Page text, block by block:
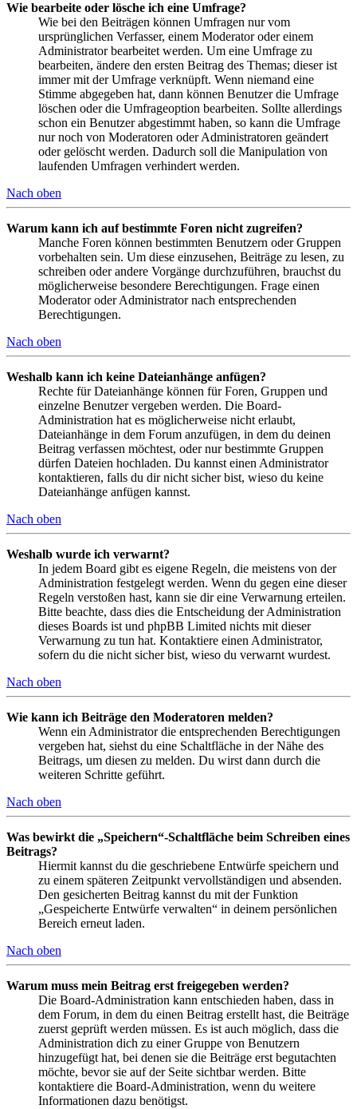
Wie bearbeite oder lösche ich eine Umfrage?
Wie bei den Beiträgen können Umfragen nur vom
ursprünglichen Verfasser, einem Moderator oder einem
Administrator bearbeitet werden. Um eine Umfrage zu
bearbeiten, ändere den ersten Beitrag des Themas; dieser ist
immer mit der Umfrage verknüpft. Wenn niemand eine
Stimme abgegeben hat, dann können Benutzer die Umfrage
löschen oder die Umfrageoption bearbeiten. Sollte allerdings
schon ein Benutzer abgestimmt haben, so kann die Umfrage
nur noch von Moderatoren oder Administratoren geändert
oder gelöscht werden. Dadurch soll die Manipulation von
laufenden Umfragen verhindert werden.
Nach oben
Warum kann ich auf bestimmte Foren nicht zugreifen?
Manche Foren können bestimmten Benutzern oder Gruppen
vorbehalten sein. Um diese einzusehen, Beiträge zu lesen, zu
schreiben oder andere Vorgänge durchzuführen, brauchst du
möglicherweise besondere Berechtigungen. Frage einen
Moderator oder Administrator nach entsprechenden
Berechtigungen.
Nach oben
Weshalb kann ich keine Dateianhänge anfügen?
Rechte für Dateianhänge können für Foren, Gruppen und
einzelne Benutzer vergeben werden. Die Board-
Administration hat es möglicherweise nicht erlaubt,
Dateianhänge in dem Forum anzufügen, in dem du deinen
Beitrag verfassen möchtest, oder nur bestimmte Gruppen
dürfen Dateien hochladen. Du kannst einen Administrator
kontaktieren, falls du dir nicht sicher bist, wieso du keine
Dateianhänge anfügen kannst.
Nach oben
Weshalb wurde ich verwarnt?
In jedem Board gibt es eigene Regeln, die meistens von der
Administration festgelegt werden. Wenn du gegen eine dieser
Regeln verstoßen hast, kann sie dir eine Verwarnung erteilen.
Bitte beachte, dass dies die Entscheidung der Administration
dieses Boards ist und phpBB Limited nichts mit dieser
Verwarnung zu tun hat. Kontaktiere einen Administrator,
sofern du die nicht sicher bist, wieso du verwarnt wurdest.
Nach oben
Wie kann ich Beiträge den Moderatoren melden?
Wenn ein Administrator die entsprechenden Berechtigungen
vergeben hat, siehst du eine Schaltfläche in der Nähe des
Beitrags, um diesen zu melden. Du wirst dann durch die
weiteren Schritte geführt.
Nach oben
Was bewirkt die „Speichern“-Schaltfläche beim Schreiben eines
Beitrags?
Hiermit kannst du die geschriebene Entwürfe speichern und
zu einem späteren Zeitpunkt vervollständigen und absenden.
Den gesicherten Beitrag kannst du mit der Funktion
„Gespeicherte Entwürfe verwalten“ in deinem persönlichen
Bereich erneut laden.
Nach oben
Warum muss mein Beitrag erst freigegeben werden?
Die Board-Administration kann entschieden haben, dass in
dem Forum, in dem du einen Beitrag erstellt hast, die Beiträge
zuerst geprüft werden müssen. Es ist auch möglich, dass die
Administration dich zu einer Gruppe von Benutzern
hinzugefügt hat, bei denen sie die Beiträge erst begutachten
möchte, bevor sie auf der Seite sichtbar werden. Bitte
kontaktiere die Board-Administration, wenn du weitere
Informationen dazu benötigst.